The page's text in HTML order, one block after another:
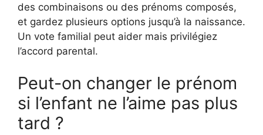
des combinaisons ou des prénoms composés,
et gardez plusieurs options jusqu’à la naissance.
Un vote familial peut aider mais privilégiez
l’accord parental.
Peut-on changer le prénom
si l’enfant ne l’aime pas plus
tard ?